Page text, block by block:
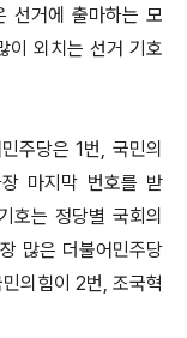
선거에 출마하는 모
이 외치는 선거 기호
주당은 1번, 국민의
마지막 번호를 받
호는 정당별 국회의
많은 더불어민주당
의힘이 2번, 조국혁